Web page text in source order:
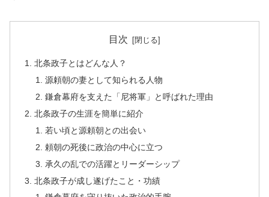
目次
北条政子とはどんな人？
源頼朝の妻として知られる人物
鎌倉幕府を支えた「尼将軍」と呼ばれた理由
北条政子の生涯を簡単に紹介
若い頃と源頼朝との出会い
頼朝の死後に政治の中心に立つ
承久の乱での活躍とリーダーシップ
北条政子が成し遂げたこと・功績